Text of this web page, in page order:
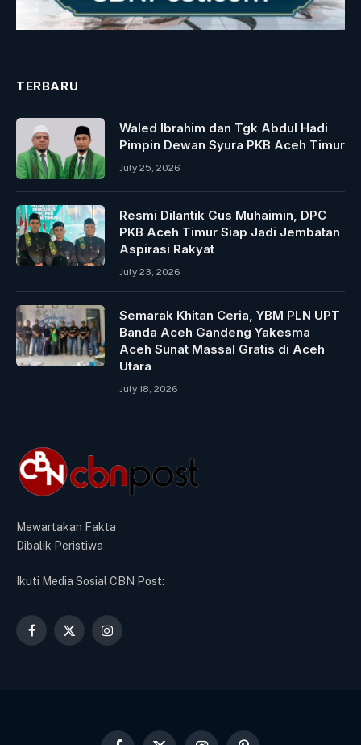
TERBARU
Waled Ibrahim dan Tgk Abdul Hadi
Pimpin Dewan Syura PKB Aceh Timur
July 25, 2026
Resmi Dilantik Gus Muhaimin, DPC
PKB Aceh Timur Siap Jadi Jembatan
Aspirasi Rakyat
July 23, 2026
Semarak Khitan Ceria, YBM PLN UPT
Banda Aceh Gandeng Yakesma
Aceh Sunat Massal Gratis di Aceh
Utara
July 18, 2026
Mewartakan Fakta
Dibalik Peristiwa
Ikuti Media Sosial CBN Post:
Facebook
X
Instagram